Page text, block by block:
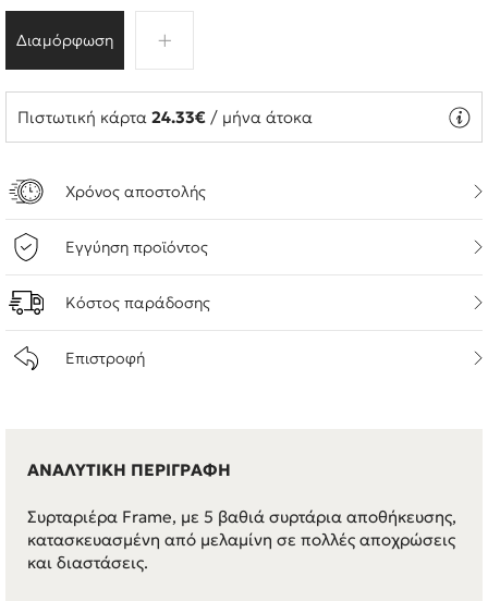
Διαμόρφωση
Πιστωτική κάρτα 24.33€ / μήνα άτοκα
Χρόνος αποστολής
Εγγύηση προϊόντος
Κόστος παράδοσης
Επιστροφή
ΑΝΑΛΥΤΙΚΗ ΠΕΡΙΓΡΑΦΗ
Συρταριέρα Frame, με 5 βαθιά συρτάρια αποθήκευσης,
κατασκευασμένη από μελαμίνη σε πολλές αποχρώσεις
και διαστάσεις.